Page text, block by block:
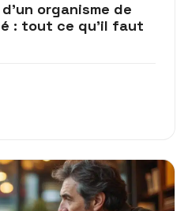
organisme de
: tout ce qu’il faut